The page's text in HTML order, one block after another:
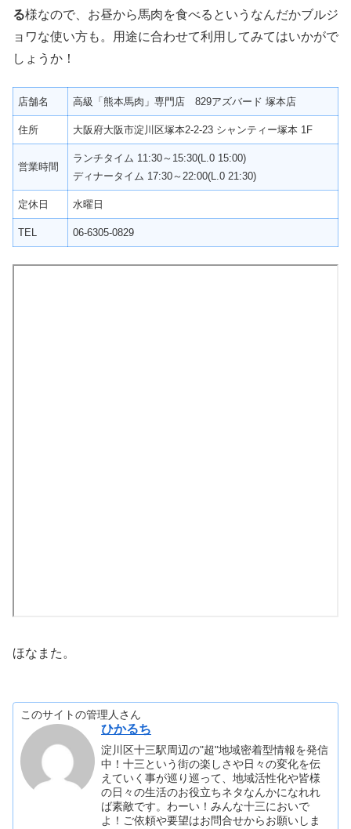
る様なので、お昼から馬肉を食べるというなんだかブルジ
ョワな使い方も。用途に合わせて利用してみてはいかがで
しょうか！
店舗名 高級「熊本馬肉」専門店 829アズバード 塚本店
住所 大阪府大阪市淀川区塚本2-2-23 シャンティー塚本 1F
営業時間
ランチタイム 11:30～15:30(L.0 15:00)
ディナータイム 17:30～22:00(L.0 21:30)
定休日 水曜日
TEL 06-6305-0829
ほなまた。
このサイトの管理人さん
ひかるち
淀川区十三駅周辺の"超"地域密着型情報を発信
中！十三という街の楽しさや日々の変化を伝
えていく事が巡り巡って、地域活性化や皆様
の日々の生活のお役立ちネタなんかになれれ
ば素敵です。わーい！みんな十三においで
よ！ご依頼や要望はお問合せからお願いしま